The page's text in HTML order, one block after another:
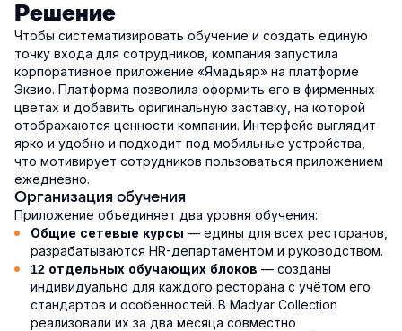
Решение
Чтобы систематизировать обучение и создать единую
точку входа для сотрудников, компания запустила
корпоративное приложение «Ямадьяр» на платформе
Эквио. Платформа позволила оформить его в фирменных
цветах и добавить оригинальную заставку, на которой
отображаются ценности компании. Интерфейс выглядит
ярко и удобно и подходит под мобильные устройства,
что мотивирует сотрудников пользоваться приложением
ежедневно.
Организация обучения
Приложение объединяет два уровня обучения:
Общие сетевые курсы — едины для всех ресторанов,
разрабатываются HR-департаментом и руководством.
12 отдельных обучающих блоков — созданы
индивидуально для каждого ресторана с учётом его
стандартов и особенностей. В Madyar Collection
реализовали их за два месяца совместно